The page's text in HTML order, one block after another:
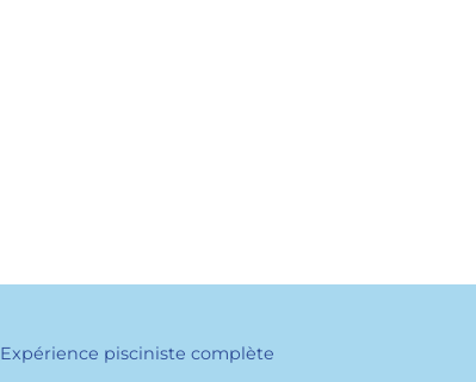
Expérience pisciniste complète